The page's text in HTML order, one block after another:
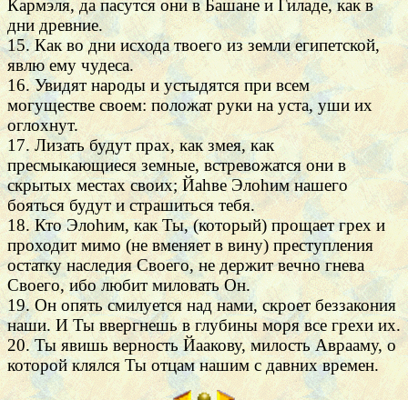
Кармэля, да пасутся они в Башане и Гиладе, как в
дни древние.
15. Как во дни исхода твоего из земли египетской,
явлю ему чудеса.
16. Увидят народы и устыдятся при всем
могуществе своем: положат руки на уста, уши их
оглохнут.
17. Лизать будут прах, как змея, как
пресмыкающиеся земные, встревожатся они в
скрытых местах своих; Йаhве Элоhим нашего
бояться будут и страшиться тебя.
18. Кто Элоhим, как Ты, (который) прощает грех и
проходит мимо (не вменяет в вину) преступления
остатку наследия Своего, не держит вечно гнева
Своего, ибо любит миловать Он.
19. Он опять смилуется над нами, скроет беззакония
наши. И Ты ввергнешь в глубины моря все грехи их.
20. Ты явишь верность Йаакову, милость Аврааму, о
которой клялся Ты отцам нашим с давних времен.